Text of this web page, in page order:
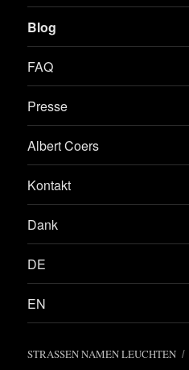
Blog
FAQ
Presse
Albert Coers
Kontakt
Dank
DE
EN
STRASSEN NAMEN LEUCHTEN